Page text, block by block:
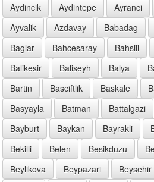
Aydincik
Aydintepe Ayranci
Ayvalik
Azdavay Babadag
Baglar
Bahcesaray Bahsili
Balikesir
Baliseyh Balya
Bartin
Basciftlik Baskale
Basyayla
Batman Battalgazi
Bayburt
Baykan Bayrakli
Bekilli
Belen Besikduzu
Beylikova
Beypazari Beysehir